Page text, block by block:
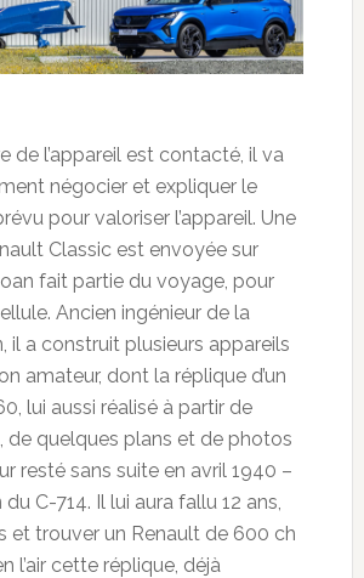
de l’appareil est contacté, il va
négocier et expliquer le
pour valoriser l’appareil. Une
Classic est envoyée sur
fait partie du voyage, pour
Ancien ingénieur de la
il a construit plusieurs appareils
amateur, dont la réplique d’un
lui aussi réalisé à partir de
de quelques plans et de photos
resté sans suite en avril 1940 –
C-714. Il lui aura fallu 12 ans,
et trouver un Renault de 600 ch
l’air cette réplique, déjà